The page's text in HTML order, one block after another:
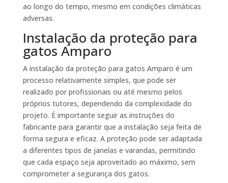
ao longo do tempo, mesmo em condições climáticas
adversas.
Instalação da proteção para
gatos Amparo
A instalação da proteção para gatos Amparo é um
processo relativamente simples, que pode ser
realizado por profissionais ou até mesmo pelos
próprios tutores, dependendo da complexidade do
projeto. É importante seguir as instruções do
fabricante para garantir que a instalação seja feita de
forma segura e eficaz. A proteção pode ser adaptada
a diferentes tipos de janelas e varandas, permitindo
que cada espaço seja aproveitado ao máximo, sem
comprometer a segurança dos gatos.